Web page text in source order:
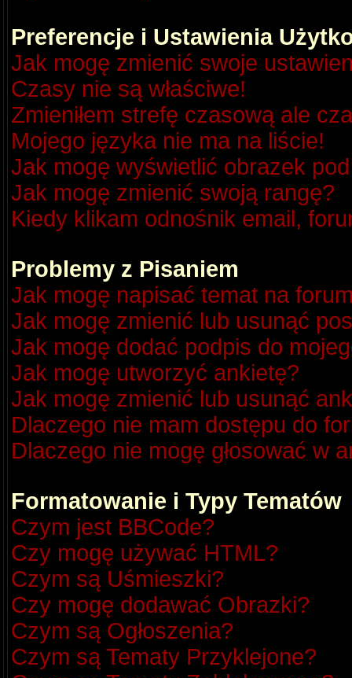
Preferencje i Ustawienia
Jak mogę zmienić swoje
Czasy nie są właściwe!
Zmieniłem strefę czasową ale
Mojego języka nie ma na liście!
Jak mogę wyświetlić obrazek
Jak mogę zmienić swoją rangę?
Kiedy klikam odnośnik email,
Problemy z Pisaniem
Jak mogę napisać temat na
Jak mogę zmienić lub usunąć
Jak mogę dodać podpis do
Jak mogę utworzyć ankietę?
Jak mogę zmienić lub usunąć
Dlaczego nie mam dostępu do
Dlaczego nie mogę głosować w
Formatowanie i Typy Tematów
Czym jest BBCode?
Czy mogę używać HTML?
Czym są Uśmieszki?
Czy mogę dodawać Obrazki?
Czym są Ogłoszenia?
Czym są Tematy Przyklejone?